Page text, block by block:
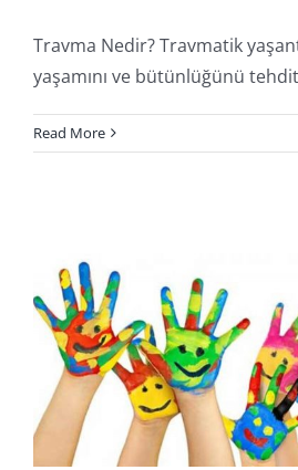
Travma Nedir? Travmatik
yaşamını ve bütünlüğünü
Read More